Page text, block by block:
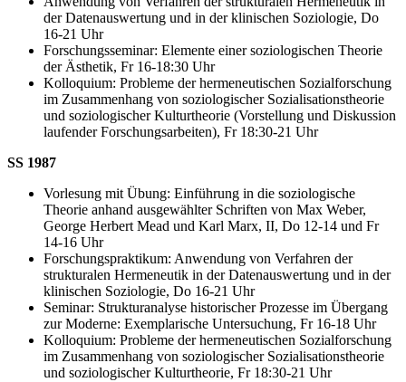
der Datenauswertung und in der klinischen Soziologie, Do
16-21 Uhr
Forschungsseminar: Elemente einer soziologischen Theorie
der Ästhetik, Fr 16-18:30 Uhr
Kolloquium: Probleme der hermeneutischen Sozialforschung
im Zusammenhang von soziologischer Sozialisationstheorie
und soziologischer Kulturtheorie (Vorstellung und Diskussion
laufender Forschungsarbeiten), Fr 18:30-21 Uhr
SS 1987
Vorlesung mit Übung: Einführung in die soziologische
Theorie anhand ausgewählter Schriften von Max Weber,
George Herbert Mead und Karl Marx, II, Do 12-14 und Fr
14-16 Uhr
Forschungspraktikum: Anwendung von Verfahren der
strukturalen Hermeneutik in der Datenauswertung und in der
klinischen Soziologie, Do 16-21 Uhr
Seminar: Strukturanalyse historischer Prozesse im Übergang
zur Moderne: Exemplarische Untersuchung, Fr 16-18 Uhr
Kolloquium: Probleme der hermeneutischen Sozialforschung
im Zusammenhang von soziologischer Sozialisationstheorie
und soziologischer Kulturtheorie, Fr 18:30-21 Uhr